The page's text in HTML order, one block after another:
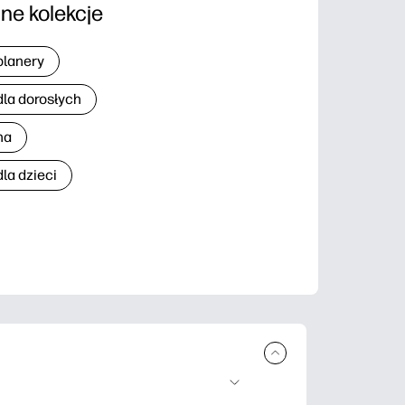
kolekcje
dorosłych
dzieci